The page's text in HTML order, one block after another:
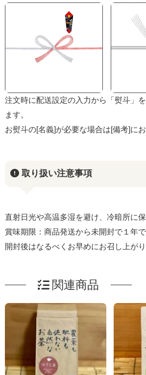
注文時に配送設定の入力から「熨斗」
ます。
お熨斗の[名義]が必要な場合は[備考]にお
取り扱い注意事項
直射日光や高温多湿を避け、冷暗所に保
賞味期限：商品発送から未開封で１年で
開封後はなるべくお早めにお召し上がり
関連商品